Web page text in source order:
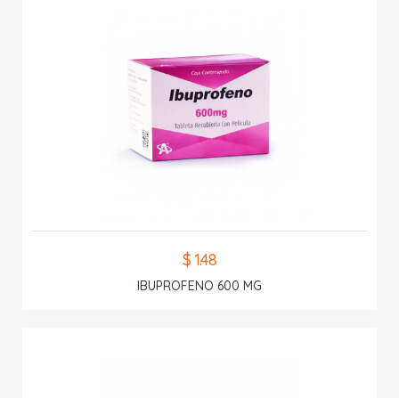
$ 1.48
IBUPROFENO 600 MG